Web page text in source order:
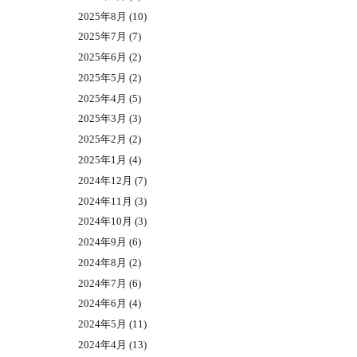
2025年8月 (10)
2025年7月 (7)
2025年6月 (2)
2025年5月 (2)
2025年4月 (5)
2025年3月 (3)
2025年2月 (2)
2025年1月 (4)
2024年12月 (7)
2024年11月 (3)
2024年10月 (3)
2024年9月 (6)
2024年8月 (2)
2024年7月 (6)
2024年6月 (4)
2024年5月 (11)
2024年4月 (13)